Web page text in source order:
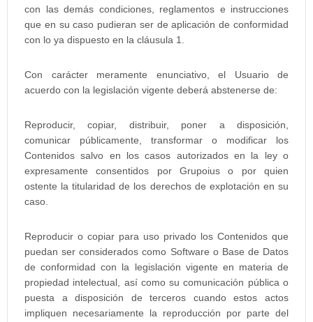
con las demás condiciones, reglamentos e instrucciones
que en su caso pudieran ser de aplicación de conformidad
con lo ya dispuesto en la cláusula 1.
Con carácter meramente enunciativo, el Usuario de
acuerdo con la legislación vigente deberá abstenerse de:
Reproducir, copiar, distribuir, poner a disposición,
comunicar públicamente, transformar o modificar los
Contenidos salvo en los casos autorizados en la ley o
expresamente consentidos por Grupoius o por quien
ostente la titularidad de los derechos de explotación en su
caso.
Reproducir o copiar para uso privado los Contenidos que
puedan ser considerados como Software o Base de Datos
de conformidad con la legislación vigente en materia de
propiedad intelectual, así como su comunicación pública o
puesta a disposición de terceros cuando estos actos
impliquen necesariamente la reproducción por parte del